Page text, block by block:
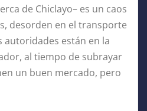
de Chiclayo– es un caos
desorden en el transporte
autoridades están en la
al tiempo de subrayar
un buen mercado, pero